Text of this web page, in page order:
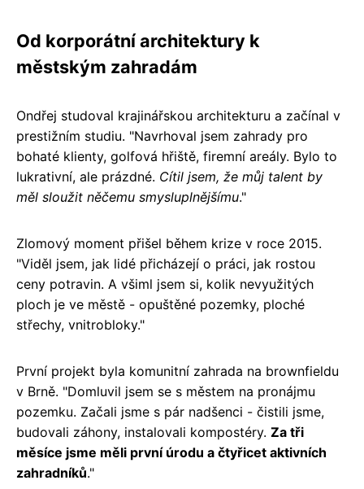
Od korporátní architektury k
městským zahradám
Ondřej studoval krajinářskou architekturu a začínal v
prestižním studiu. "Navrhoval jsem zahrady pro
bohaté klienty, golfová hřiště, firemní areály. Bylo to
lukrativní, ale prázdné. Cítil jsem, že můj talent by
měl sloužit něčemu smysluplnějšímu."
Zlomový moment přišel během krize v roce 2015.
"Viděl jsem, jak lidé přicházejí o práci, jak rostou
ceny potravin. A všiml jsem si, kolik nevyužitých
ploch je ve městě - opuštěné pozemky, ploché
střechy, vnitrobloky."
První projekt byla komunitní zahrada na brownfieldu
v Brně. "Domluvil jsem se s městem na pronájmu
pozemku. Začali jsme s pár nadšenci - čistili jsme,
budovali záhony, instalovali kompostéry. Za tři
měsíce jsme měli první úrodu a čtyřicet aktivních
zahradníků."